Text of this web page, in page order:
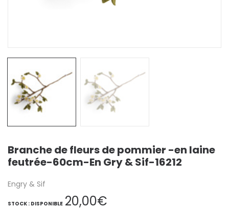
Branche de fleurs de pommier -en laine
feutrée-60cm-En Gry & Sif-16212
Engry & Sif
STOCK : DISPONIBLE 20,00€